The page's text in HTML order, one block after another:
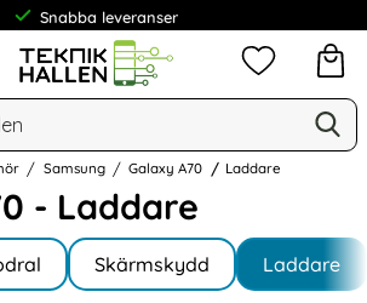
Snabba leveranser
Mina
Samsung Galaxy A70 Laddare
- Laddare
Skärmskydd Laddare